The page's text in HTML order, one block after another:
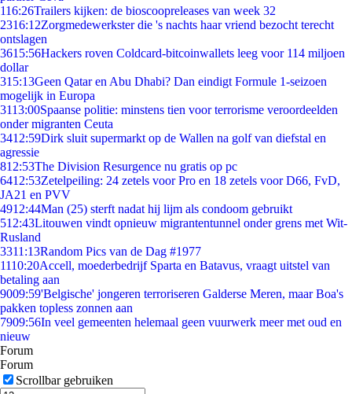
116:26Trailers kijken: de bioscoopreleases van week 32
2316:12Zorgmedewerkster die 's nachts haar vriend bezocht terecht
ontslagen
3615:56Hackers roven Coldcard-bitcoinwallets leeg voor 114 miljoen
dollar
315:13Geen Qatar en Abu Dhabi? Dan eindigt Formule 1-seizoen
mogelijk in Europa
3113:00Spaanse politie: minstens tien voor terrorisme veroordeelden
onder migranten Ceuta
3412:59Dirk sluit supermarkt op de Wallen na golf van diefstal en
agressie
812:53The Division Resurgence nu gratis op pc
6412:53Zetelpeiling: 24 zetels voor Pro en 18 zetels voor D66, FvD,
JA21 en PVV
4912:44Man (25) sterft nadat hij lijm als condoom gebruikt
512:43Litouwen vindt opnieuw migrantentunnel onder grens met Wit-
Rusland
3311:13Random Pics van de Dag #1977
1110:20Accell, moederbedrijf Sparta en Batavus, vraagt uitstel van
betaling aan
9009:59'Belgische' jongeren terroriseren Galderse Meren, maar Boa's
pakken topless zonnen aan
7909:56In veel gemeenten helemaal geen vuurwerk meer met oud en
nieuw
Forum
Forum
Scrollbar gebruiken